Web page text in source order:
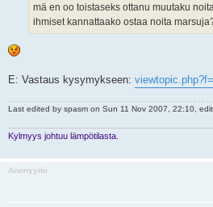
mä en oo toistaseks ottanu muutaku
ihmiset kannattaako ostaa noita
E: Vastaus kysymykseen:
Last edited by spasm on Sun 11 Nov 2007, 22:10,
Kylmyys johtuu lämpötilasta.
Anonyymi